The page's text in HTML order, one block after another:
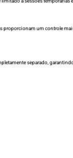
um controle
separado,